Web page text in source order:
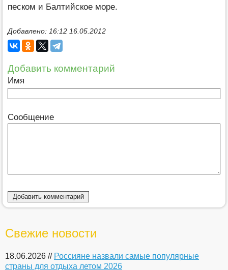
песком и Балтийское море.
Добавлено: 16:12 16.05.2012
Добавить комментарий
Имя
Сообщение
Свежие новости
18.06.2026 // Россияне назвали самые популярные
страны для отдыха летом 2026